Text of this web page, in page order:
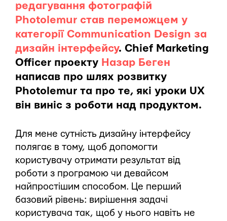
редагування фотографій
Photolemur став переможцем у
категорії Communication Design за
дизайн інтерфейсу. Chief Marketing
Officer проекту Назар Беген
написав про шлях розвитку
Photolemur та про те, які уроки UX
він виніс з роботи над продуктом.
Для мене сутність дизайну інтерфейсу
полягає в тому, щоб допомогти
користувачу отримати результат від
роботи з програмою чи девайсом
найпростішим способом. Це перший
базовий рівень: вирішення задачі
користувача так, щоб у нього навіть не